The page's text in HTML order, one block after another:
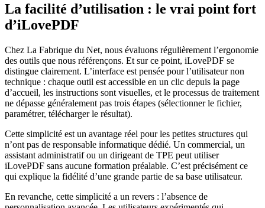
La facilité d’utilisation : le vrai point fort
d’iLovePDF
Chez La Fabrique du Net, nous évaluons régulièrement l’ergonomie
des outils que nous référençons. Et sur ce point, iLovePDF se
distingue clairement. L’interface est pensée pour l’utilisateur non
technique : chaque outil est accessible en un clic depuis la page
d’accueil, les instructions sont visuelles, et le processus de traitement
ne dépasse généralement pas trois étapes (sélectionner le fichier,
paramétrer, télécharger le résultat).
Cette simplicité est un avantage réel pour les petites structures qui
n’ont pas de responsable informatique dédié. Un commercial, un
assistant administratif ou un dirigeant de TPE peut utiliser
iLovePDF sans aucune formation préalable. C’est précisément ce
qui explique la fidélité d’une grande partie de sa base utilisateur.
En revanche, cette simplicité a un revers : l’absence de